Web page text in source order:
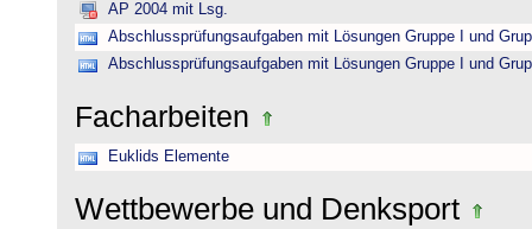
AP 2004 mit Lsg.
Abschlussprüfungsaufgaben mit Lösungen Gruppe I und
Abschlussprüfungsaufgaben mit Lösungen Gruppe I und
Facharbeiten
Euklids Elemente
Wettbewerbe und Denksport